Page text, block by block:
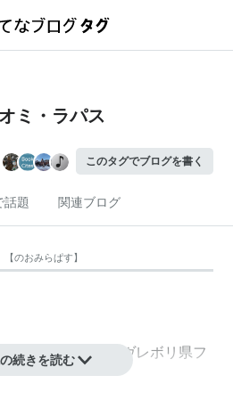
ミ・ラパス
このタグでブログを書く
話題 関連ブログ
【のおみらぱす】
ェーデン／イェヴレボリ県フ
続きを読む